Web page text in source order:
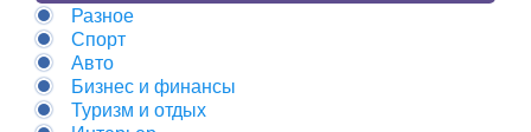
Разное
Спорт
Авто
Бизнес и финансы
Туризм и отдых